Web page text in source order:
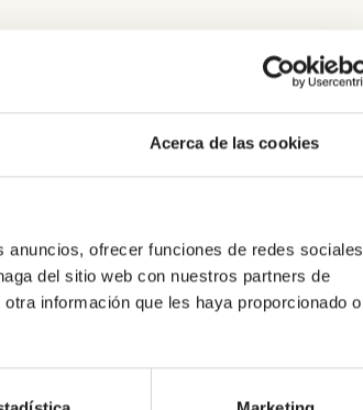
Acerca de las cookies
ofrecer funciones de redes sociales
del sitio web con nuestros partners de
información que les haya proporcionado o